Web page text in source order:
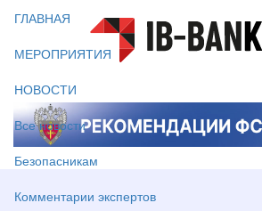
ГЛАВНАЯ
МЕРОПРИЯТИЯ
НОВОСТИ
Все новости
Безопасникам
Комментарии экспертов